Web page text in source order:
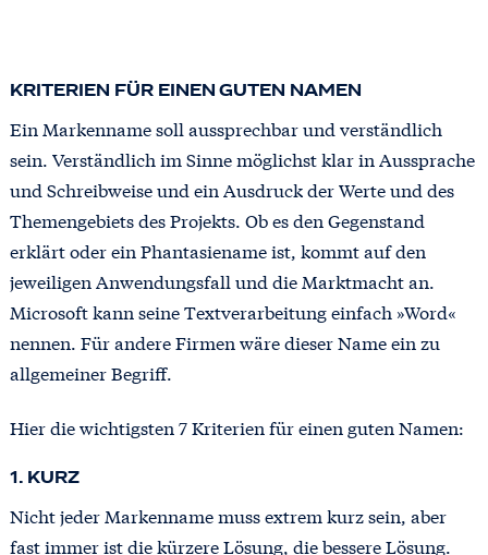
KRITERIEN FÜR EINEN GUTEN NAMEN
Ein Markenname soll aussprechbar und verständlich
sein. Verständlich im Sinne möglichst klar in Aussprache
und Schreibweise und ein Ausdruck der Werte und des
Themengebiets des Projekts. Ob es den Gegenstand
erklärt oder ein Phantasiename ist, kommt auf den
jeweiligen Anwendungsfall und die Marktmacht an.
Microsoft kann seine Textverarbeitung einfach »Word«
nennen. Für andere Firmen wäre dieser Name ein zu
allgemeiner Begriff.
Hier die wichtigsten 7 Kriterien für einen guten Namen:
1. KURZ
Nicht jeder Markenname muss extrem kurz sein, aber
fast immer ist die kürzere Lösung, die bessere Lösung.